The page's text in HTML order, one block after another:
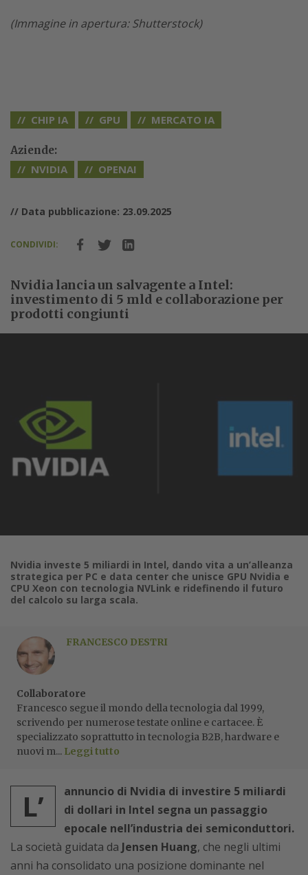
(Immagine in apertura: Shutterstock)
CHIP IA GPU MERCATO IA
Aziende:
NVIDIA OPENAI
// Data pubblicazione: 23.09.2025
CONDIVIDI:
Nvidia lancia un salvagente a Intel:
investimento di 5 mld e collaborazione per
prodotti congiunti
Nvidia investe 5 miliardi in Intel, dando vita a un’alleanza
strategica per PC e data center che unisce GPU Nvidia e
CPU Xeon con tecnologia NVLink e ridefinendo il futuro
del calcolo su larga scala.
FRANCESCO DESTRI
Collaboratore
Francesco segue il mondo della tecnologia dal 1999,
scrivendo per numerose testate online e cartacee. È
specializzato soprattutto in tecnologia B2B, hardware e
nuovi m... Leggi tutto
L’
annuncio di Nvidia di investire 5 miliardi
di dollari in Intel segna un passaggio
epocale nell’industria dei semiconduttori.
La società guidata da Jensen Huang, che negli ultimi
anni ha consolidato una posizione dominante nel